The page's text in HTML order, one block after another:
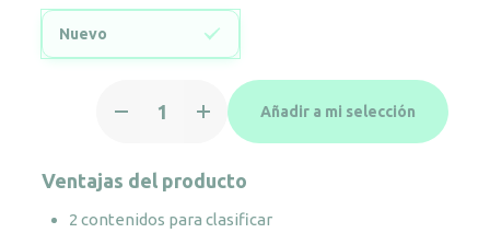
Nuevo
ovalada
con
2
Añadir a mi selección
Ventajas del producto
2 contenidos para clasificar